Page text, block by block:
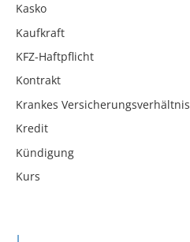
Kasko
Kaufkraft
KFZ-Haftpflicht
Kontrakt
Krankes Versicherungsverhältnis
Kredit
Kündigung
Kurs